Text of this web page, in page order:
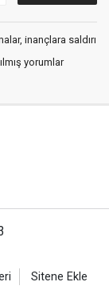
inançlara saldırı
yorumlar
Sitene Ekle